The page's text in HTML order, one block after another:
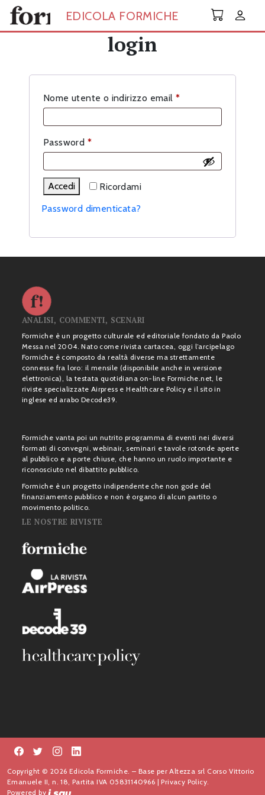
Skip to main content
EDICOLA FORMICHE
login
Nome utente o indirizzo email *Richiesto
Password *Richiesto
Ricordami
Accedi
Password dimenticata?
ANALISI, COMMENTI, SCENARI
Formiche è un progetto culturale ed editoriale fondato da Paolo
Messa nel 2004. Nato come rivista cartacea, oggi l’arcipelago
Formiche è composto da realtà diverse ma strettamente
connesse fra loro: il mensile (disponibile anche in versione
elettronica), la testata quotidiana on-line Formiche.net, le
riviste specializzate Airpress e Healthcare Policy e il sito in
inglese ed arabo Decode39.
Formiche vanta poi un nutrito programma di eventi nei diversi
formati di convegni, webinair, seminari e tavole rotonde aperte
al pubblico e a porte chiuse, che hanno un ruolo importante e
riconosciuto nel dibattito pubblico.
Formiche è un progetto indipendente che non gode del
finanziamento pubblico e non è organo di alcun partito o
movimento politico.
LE NOSTRE RIVISTE
Copyright © 2026 Edicola Formiche. – Base per Altezza srl Corso Vittorio
Emanuele II, n. 18, Partita IVA 05831140966 |Privacy Policy.
Powered by